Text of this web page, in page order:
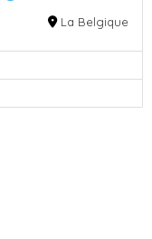
La Belgique